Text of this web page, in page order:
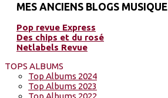
MES ANCIENS BLOGS MUSIQUE
Pop revue Express
Des chips et du rosé
Netlabels Revue
TOPS ALBUMS
Top Albums 2024
Top Albums 2023